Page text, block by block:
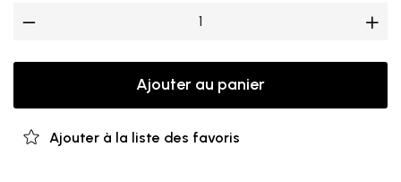
Ajouter au panier
Ajouter à la liste des favoris